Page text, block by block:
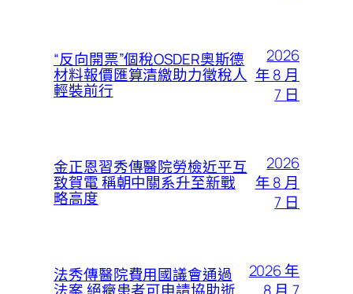
“反向開票”個稅OSDER奧斯德
材料報價匯算清繳助力徵稅人
輕裝前行
2026
年 8 月
7 日
金正恩習秀傳醫院勞檢近平互
致賀電 稱朝中關系升至新戰
略高度
2026
年 8 月
7 日
法秀傳醫院費用國議會通過
2026 年
8 月 7